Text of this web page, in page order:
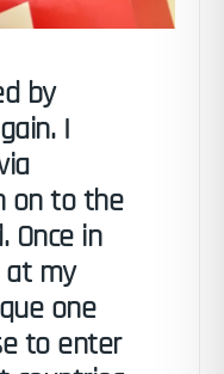
by
I
on to the
Once in
at my
one
to enter